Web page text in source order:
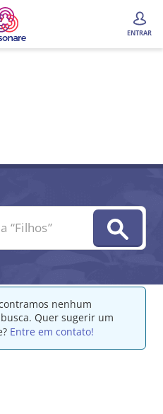
ENTRAR
nenhum
Quer sugerir um
Entre em contato!